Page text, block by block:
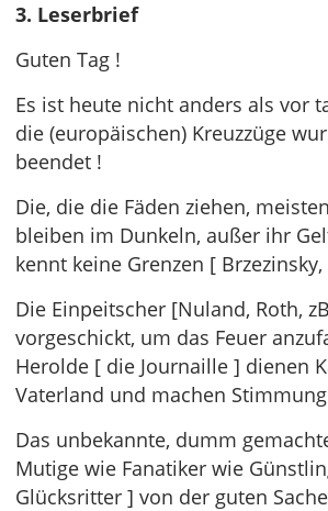
3. Leserbrief
Guten Tag !
Es ist heute nicht anders als vor
die (europäischen) Kreuzzüge
beendet !
Die, die die Fäden ziehen,
bleiben im Dunkeln, außer ihr
kennt keine Grenzen [ Brzezinsky,
Die Einpeitscher [Nuland, Roth,
vorgeschickt, um das Feuer
Herolde [ die Journaille ] dienen
Vaterland und machen
Das unbekannte, dumm
Mutige wie Fanatiker wie
Glücksritter ] von der guten